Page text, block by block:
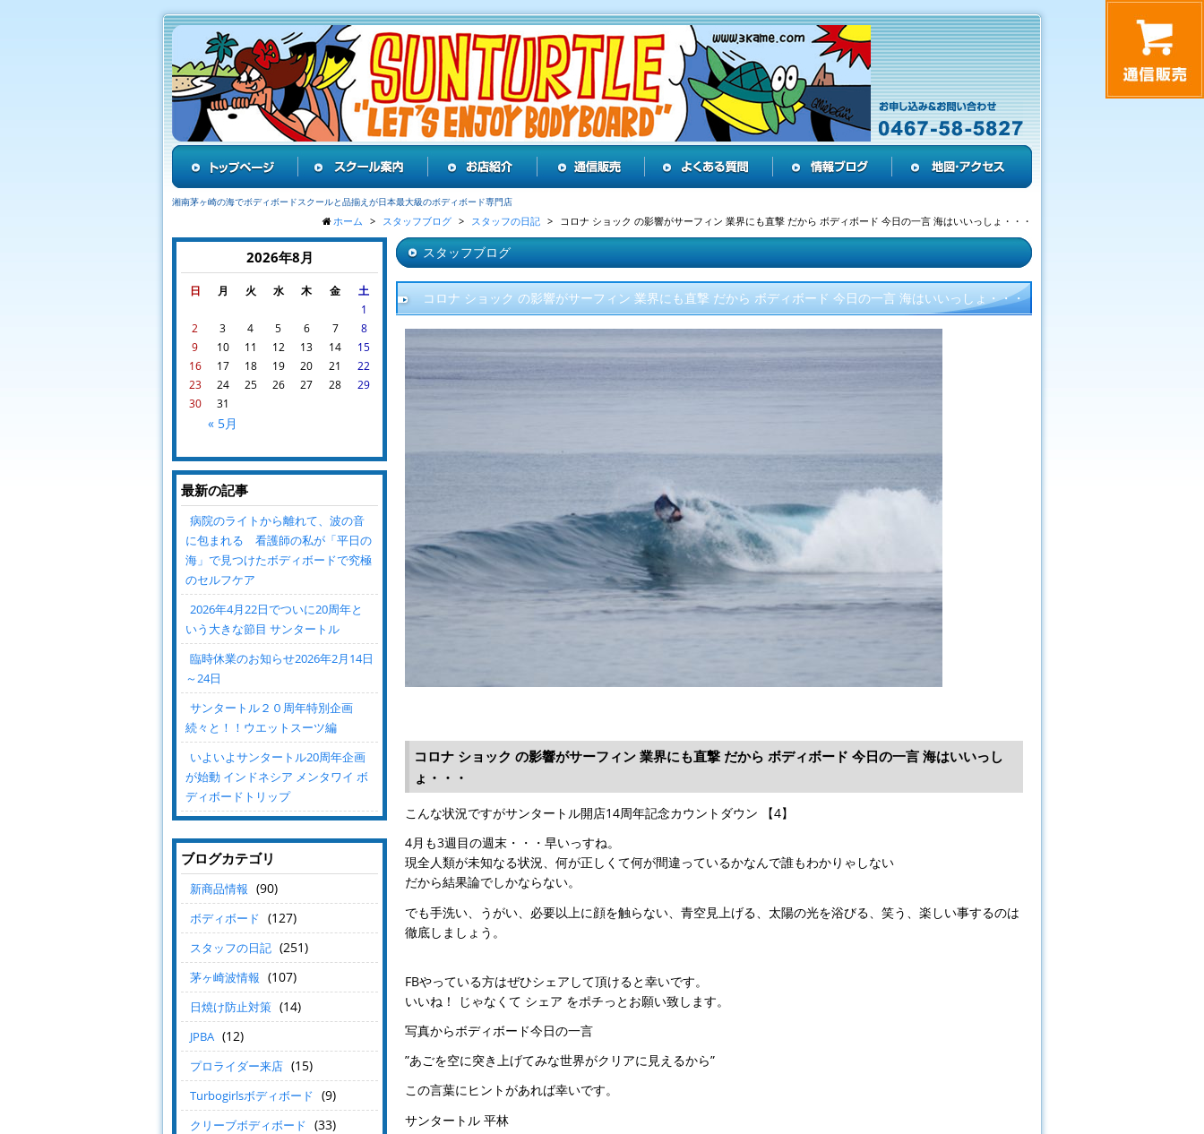
湘南茅ヶ崎の海でボディボードスクールと品揃えが日本最大級のボディボード専門店
ホーム スタッフブログ スタッフの日記 コロナ ショック の影響がサーフィン 業界にも直撃 だから ボディボード 今日の一言 海はいいっしょ・・・
スタッフブログ
コロナ ショック の影響がサーフィン 業界にも直撃 だから ボディボード 今日の一言 海はいいっしょ・・・
コロナ ショック の影響がサーフィン 業界にも直撃 だから ボディボード 今日の一言 海はいいっし
ょ・・・
こんな状況ですがサンタートル開店14周年記念カウントダウン 【4】
4月も3週目の週末・・・早いっすね。
現全人類が未知なる状況、何が正しくて何が間違っているかなんで誰もわかりゃしない
だから結果論でしかならない。
でも手洗い、うがい、必要以上に顔を触らない、青空見上げる、太陽の光を浴びる、笑う、楽しい事するのは
徹底しましょう。
FBやっている方はぜひシェアして頂けると幸いです。
いいね！ じゃなくて シェア をポチっとお願い致します。
写真からボディボード今日の一言
”あごを空に突き上げてみな世界がクリアに見えるから”
この言葉にヒントがあれば幸いです。
サンタートル 平林
2026年8月
日 月 火 水 木 金 土
« 5月
1
2
3 4 5 6 7
8
9
10 11 12 13 14
15
16
17 18 19 20 21
22
23
24 25 26 27 28
29
30
31
最新の記事
病院のライトから離れて、波の音
に包まれる 看護師の私が「平日の
海」で見つけたボディボードで究極
のセルフケア
2026年4月22日でついに20周年と
いう大きな節目 サンタートル
臨時休業のお知らせ2026年2月14日
～24日
サンタートル２０周年特別企画
続々と！！ウエットスーツ編
いよいよサンタートル20周年企画
が始動 インドネシア メンタワイ ボ
ディボードトリップ
ブログカテゴリ
新商品情報 (90)
ボディボード (127)
スタッフの日記 (251)
茅ヶ崎波情報 (107)
日焼け防止対策 (14)
JPBA (12)
プロライダー来店 (15)
Turbogirlsボディボード (9)
クリーブボディボード (33)